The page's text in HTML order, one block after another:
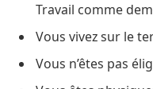
Travail comme
Vous vivez sur le
Vous n’êtes pas